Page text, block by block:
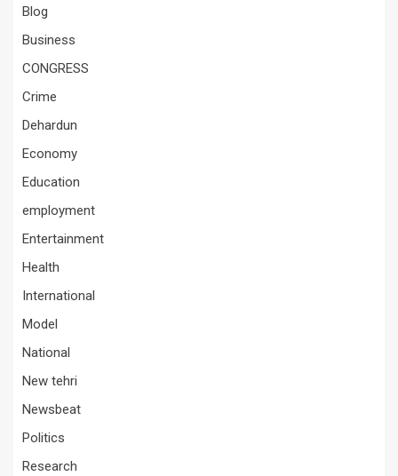
Blog
Business
CONGRESS
Crime
Dehardun
Economy
Education
employment
Entertainment
Health
International
Model
National
New tehri
Newsbeat
Politics
Research